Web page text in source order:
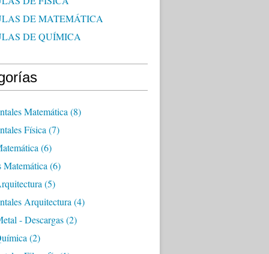
DE MATEMÁTICA
DE QUÍMICA
Matemática (8)
Física (7)
(6)
Matemática (6)
(5)
Arquitectura (4)
- Descargas(2)
(2)